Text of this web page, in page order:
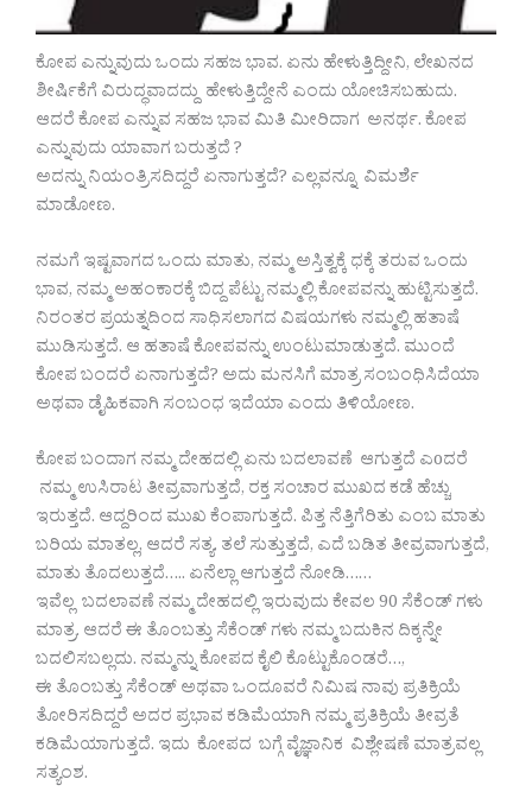
ಕೋಪ ಎನ್ನುವುದು ಒಂದು ಸಹಜ ಭಾವ. ಏನು ಹೇಳುತ್ತಿದ್ದೀನಿ, ಲೇಖನದ
ಶೀರ್ಷಿಕೆಗೆ ವಿರುದ್ಧವಾದದ್ದು ಹೇಳುತ್ತಿದ್ದೇನೆ ಎಂದು ಯೋಚಿಸಬಹುದು.
ಆದರೆ ಕೋಪ ಎನ್ನುವ ಸಹಜ ಭಾವ ಮಿತಿ ಮೀರಿದಾಗ ಅನರ್ಥ. ಕೋಪ
ಎನ್ನುವುದು ಯಾವಾಗ ಬರುತ್ತದೆ ?
ಅದನ್ನು ನಿಯಂತ್ರಿಸದಿದ್ದರೆ ಏನಾಗುತ್ತದೆ? ಎಲ್ಲವನ್ನೂ ವಿಮರ್ಶೆ
ಮಾಡೋಣ.
ನಮಗೆ ಇಷ್ಟವಾಗದ ಒಂದು ಮಾತು, ನಮ್ಮ ಅಸ್ತಿತ್ವಕ್ಕೆ ಧಕ್ಕೆ ತರುವ ಒಂದು
ಭಾವ, ನಮ್ಮ ಅಹಂಕಾರಕ್ಕೆ ಬಿದ್ದ ಪೆಟ್ಟು ನಮ್ಮಲ್ಲಿ ಕೋಪವನ್ನು ಹುಟ್ಟಿಸುತ್ತದೆ.
ನಿರಂತರ ಪ್ರಯತ್ನದಿಂದ ಸಾಧಿಸಲಾಗದ ವಿಷಯಗಳು ನಮ್ಮಲ್ಲಿ ಹತಾಷೆ
ಮುಡಿಸುತ್ತದೆ. ಆ ಹತಾಷೆ ಕೋಪವನ್ನು ಉಂಟುಮಾಡುತ್ತದೆ. ಮುಂದೆ
ಕೋಪ ಬಂದರೆ ಏನಾಗುತ್ತದೆ? ಅದು ಮನಸಿಗೆ ಮಾತ್ರ ಸಂಬಂಧಿಸಿದೆಯಾ
ಅಥವಾ ಡೈಹಿಕವಾಗಿ ಸಂಬಂಧ ಇದೆಯಾ ಎಂದು ತಿಳಿಯೋಣ.
ಕೋಪ ಬಂದಾಗ ನಮ್ಮ ದೇಹದಲ್ಲಿ ಏನು ಬದಲಾವಣೆ ಆಗುತ್ತದೆ ಎoದರೆ
ನಮ್ಮ ಉಸಿರಾಟ ತೀವ್ರವಾಗುತ್ತದೆ, ರಕ್ತ ಸಂಚಾರ ಮುಖದ ಕಡೆ ಹೆಚ್ಚು
ಇರುತ್ತದೆ. ಆದ್ದರಿಂದ ಮುಖ ಕೆಂಪಾಗುತ್ತದೆ. ಪಿತ್ತ ನೆತ್ತಿಗೆರಿತು ಎಂಬ ಮಾತು
ಬರಿಯ ಮಾತಲ್ಲ, ಆದರೆ ಸತ್ಯ. ತಲೆ ಸುತ್ತುತ್ತದೆ, ಎದೆ ಬಡಿತ ತೀವ್ರವಾಗುತ್ತದೆ,
ಮಾತು ತೊದಲುತ್ತದೆ….. ಏನೆಲ್ಲಾ ಆಗುತ್ತದೆ ನೋಡಿ……
ಇವೆಲ್ಲ ಬದಲಾವಣೆ ನಮ್ಮ ದೇಹದಲ್ಲಿ ಇರುವುದು ಕೇವಲ 90 ಸೆಕೆಂಡ್ ಗಳು
ಮಾತ್ರ. ಆದರೆ ಈ ತೊಂಬತ್ತು ಸೆಕೆಂಡ್ ಗಳು ನಮ್ಮ ಬದುಕಿನ ದಿಕ್ಕನ್ನೇ
ಬದಲಿಸಬಲ್ಲದು. ನಮ್ಮನ್ನು ಕೋಪದ ಕೈಲಿ ಕೊಟ್ಟುಕೊಂಡರೆ…,
ಈ ತೊಂಬತ್ತು ಸೆಕೆಂಡ್ ಅಥವಾ ಒಂದೂವರೆ ನಿಮಿಷ ನಾವು ಪ್ರತಿಕ್ರಿಯೆ
ತೋರಿಸದಿದ್ದರೆ ಅದರ ಪ್ರಭಾವ ಕಡಿಮೆಯಾಗಿ ನಮ್ಮ ಪ್ರತಿಕ್ರಿಯೆ ತೀವ್ರತೆ
ಕಡಿಮೆಯಾಗುತ್ತದೆ. ಇದು ಕೋಪದ ಬಗ್ಗೆ ವೈಜ್ಞಾನಿಕ ವಿಶ್ಲೇಷಣೆ ಮಾತ್ರವಲ್ಲ
ಸತ್ಯಂಶ.